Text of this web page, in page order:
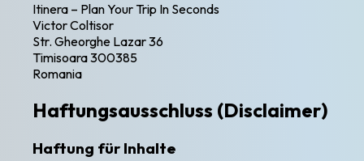
Itinera – Plan Your Trip In Seconds
Victor Coltisor
Str. Gheorghe Lazar 36
Timisoara 300385
Romania
Haftungsausschluss (Disclaimer)
Haftung für Inhalte